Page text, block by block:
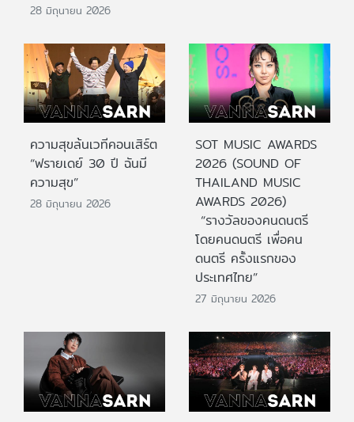
28 มิถุนายน 2026
ความสุขล้นเวทีคอนเสิร์ต
“ฟรายเดย์ 30 ปี ฉันมี
ความสุข”
28 มิถุนายน 2026
SOT MUSIC AWARDS
2026 (SOUND OF
THAILAND MUSIC
AWARDS 2026)
“รางวัลของคนดนตรี
โดยคนดนตรี เพื่อคน
ดนตรี ครั้งแรกของ
ประเทศไทย”
27 มิถุนายน 2026